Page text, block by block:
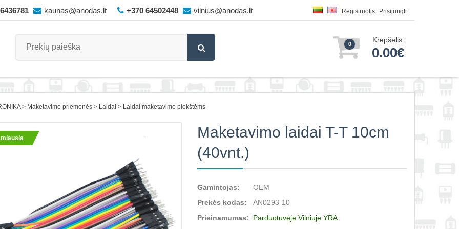
kaunas@anodas.lt +370 64502448 vilnius@anodas.lt Registruotis Prisijungti
0 Krepšelis:
0.00€
Maketavimo priemonės Laidai Laidai maketavimo plokštėms
Maketavimo laidai T-T 10cm
(40vnt.)
Gamintojas:
OEM
Prekės kodas:
AN0293-10
Prieinamumas:
Parduotuvėje Vilniuje YRA